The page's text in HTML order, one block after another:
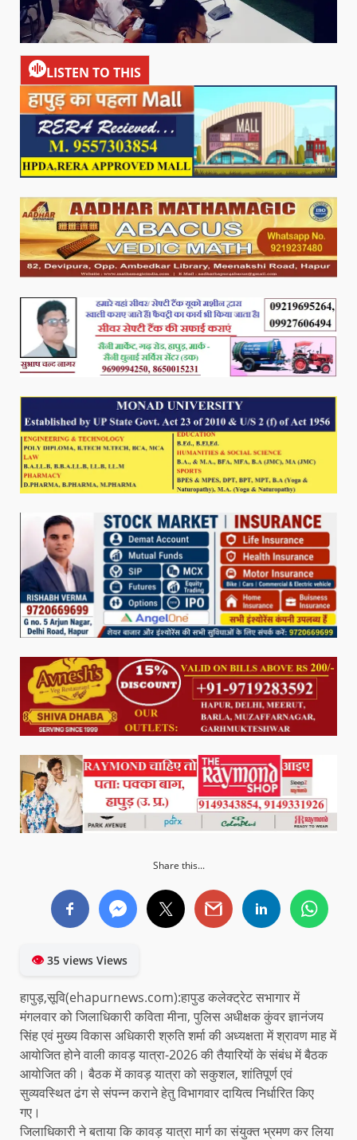
LISTEN TO THIS
Share this...
👁35 views Views
हापुड़,सूवि(ehapurnews.com):हापुड कलेक्ट्रेट सभागार में
मंगलवार को जिलाधिकारी कविता मीना, पुलिस अधीक्षक कुंवर ज्ञानंजय
सिंह एवं मुख्य विकास अधिकारी श्रुति शर्मा की अध्यक्षता में श्रावण माह में
आयोजित होने वाली कावड़ यात्रा-2026 की तैयारियों के संबंध में बैठक
आयोजित की। बैठक में कावड़ यात्रा को सकुशल, शांतिपूर्ण एवं
सुव्यवस्थित ढंग से संपन्न कराने हेतु विभागवार दायित्व निर्धारित किए
गए।
जिलाधिकारी ने बताया कि कावड़ यात्रा मार्ग का संयुक्त भ्रमण कर लिया